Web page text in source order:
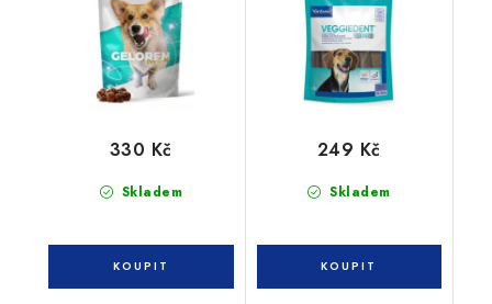
Skladem
330 Kč
Skladem
249 Kč